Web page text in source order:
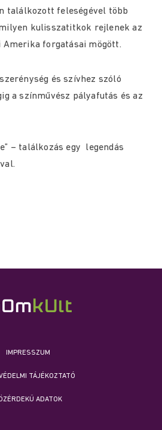
találkozott feleségével több
kulisszatitkok rejlenek az
Amerika forgatásai mögött.
és szívhez szóló
a színművész pályafutás és az
– találkozás egy legendás
IMPRESSZUM
TÁJÉKOZTATÓ
ADATOK